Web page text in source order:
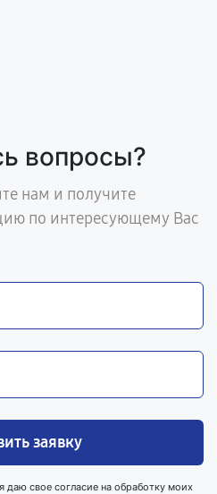
вопросы?
нам и получите
по интересующему Вас
заявку
даю свое согласие на обработку моих